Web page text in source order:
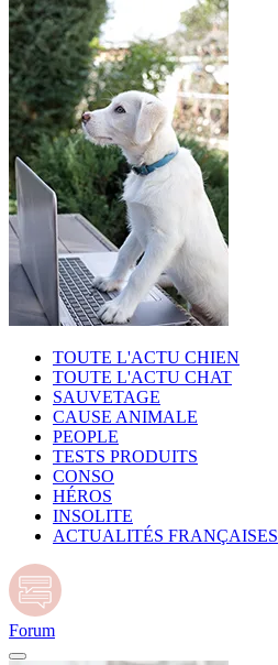
TOUTE L'ACTU CHIEN
TOUTE L'ACTU CHAT
SAUVETAGE
CAUSE ANIMALE
PEOPLE
TESTS PRODUITS
CONSO
HÉROS
INSOLITE
ACTUALITÉS FRANÇAISES
Forum